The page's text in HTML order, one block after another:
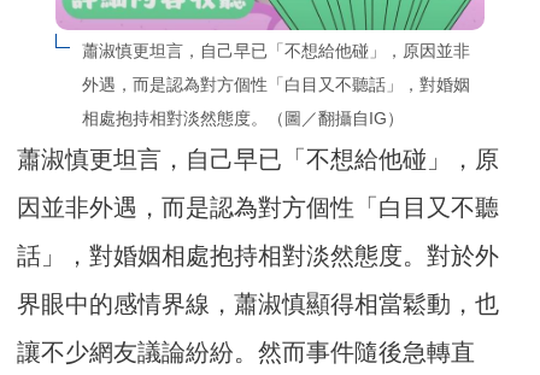
蕭淑慎更坦言，自己早已「不想給他碰」，原因並非
外遇，而是認為對方個性「白目又不聽話」，對婚姻
相處抱持相對淡然態度。（圖／翻攝自IG）
蕭淑慎更坦言，自己早已「不想給他碰」，原
因並非外遇，而是認為對方個性「白目又不聽
話」，對婚姻相處抱持相對淡然態度。對於外
界眼中的感情界線，蕭淑慎顯得相當鬆動，也
讓不少網友議論紛紛。然而事件隨後急轉直